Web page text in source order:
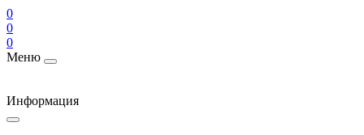
0
0
0
Меню
Информация